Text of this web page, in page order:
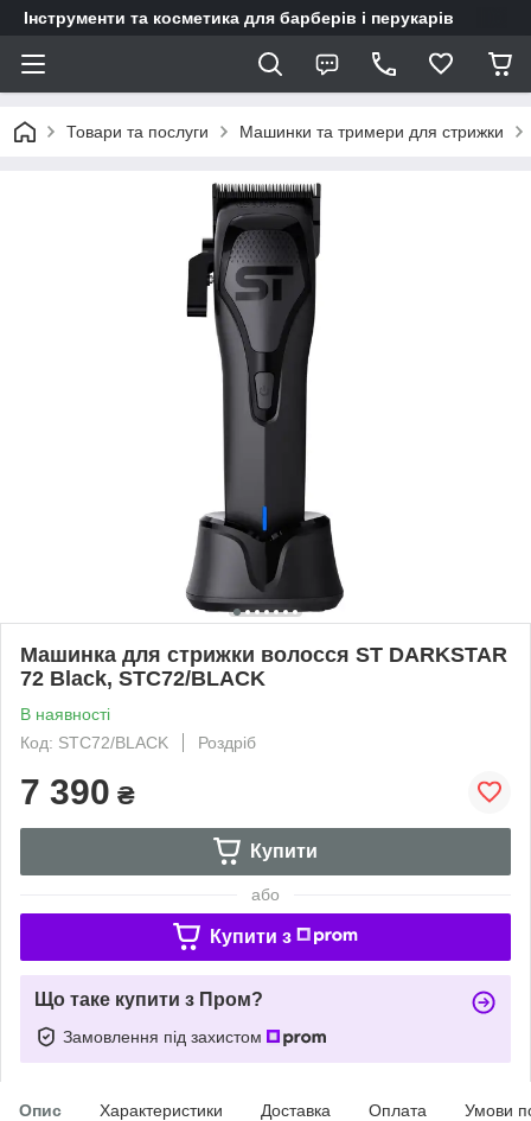
Інструменти та косметика для барберів і перукарів
Товари та послуги Машинки та тримери для стрижки
Машинка для стрижки волосся ST DARKSTAR
72 Black, STC72/BLACK
В наявності
Код: STC72/BLACK
Роздріб
7 390 ₴
Купити
або
Купити з
Що таке купити з Пром?
Замовлення під захистом
Опис Характеристики Доставка Оплата Умови